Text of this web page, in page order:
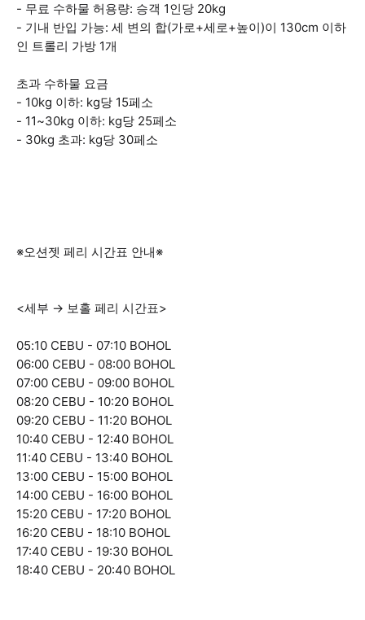
- 무료 수하물 허용량: 승객 1인당 20kg
- 기내 반입 가능: 세 변의 합(가로+세로+높이)이 130cm 이하
인 트롤리 가방 1개
초과 수하물 요금
- 10kg 이하: kg당 15페소
- 11~30kg 이하: kg당 25페소
- 30kg 초과: kg당 30페소
※오션젯 페리 시간표 안내※
<세부 → 보홀 페리 시간표>
05:10 CEBU - 07:10 BOHOL
06:00 CEBU - 08:00 BOHOL
07:00 CEBU - 09:00 BOHOL
08:20 CEBU - 10:20 BOHOL
09:20 CEBU - 11:20 BOHOL
10:40 CEBU - 12:40 BOHOL
11:40 CEBU - 13:40 BOHOL
13:00 CEBU - 15:00 BOHOL
14:00 CEBU - 16:00 BOHOL
15:20 CEBU - 17:20 BOHOL
16:20 CEBU - 18:10 BOHOL
17:40 CEBU - 19:30 BOHOL
18:40 CEBU - 20:40 BOHOL